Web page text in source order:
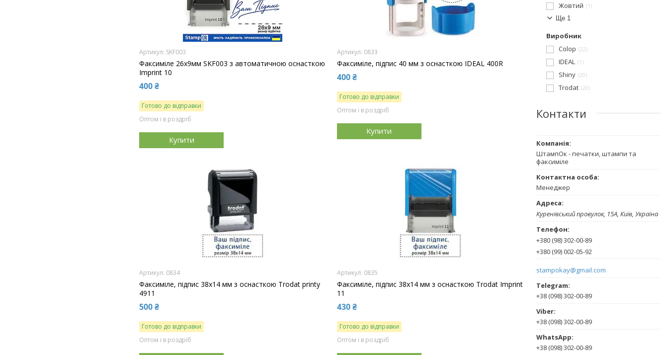
SKF003
Факсиміле 26x9мм SKF003 з автоматичною оснасткою
Imprint 10
400 ₴
Готово до відправки
Оптом і в роздріб
Купити
0833
Факсиміле, підпис 40 мм з оснасткою IDEAL 400R
400 ₴
Готово до відправки
Оптом і в роздріб
Купити
0834
Факсиміле, підпис 38x14 мм з оснасткою Trodat printy
4911
500 ₴
Готово до відправки
Оптом і в роздріб
0835
Факсиміле, підпис 38x14 мм з оснасткою Trodat Imprint
11
430 ₴
Готово до відправки
Оптом і в роздріб
Жовтий
1
Ще 1
Виробник
Colop
22
IDEAL 1
Shiny 20
Trodat 20
Контакти
ШтампОк - печатки, штампи та
факсиміле
Менеджер
Куренівський провулок, 15А, Київ, Україна
+380 (98) 302-00-89
+380 (99) 002-05-92
stampokay@gmail.com
+38 (098) 302-00-89
+38 (098) 302-00-89
+38 (098) 302-00-89